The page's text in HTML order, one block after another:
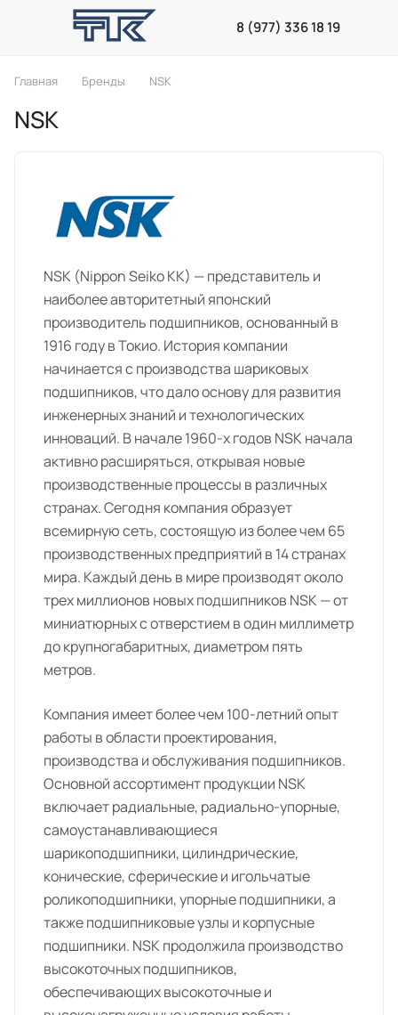
8 (977) 336 18 19
Главная Бренды NSK
NSK
NSK (Nippon Seiko KK) — представитель и
наиболее авторитетный японский
производитель подшипников, основанный в
1916 году в Токио. История компании
начинается с производства шариковых
подшипников, что дало основу для развития
инженерных знаний и технологических
инноваций. В начале 1960-х годов NSK начала
активно расширяться, открывая новые
производственные процессы в различных
странах. Сегодня компания образует
всемирную сеть, состоящую из более чем 65
производственных предприятий в 14 странах
мира. Каждый день в мире производят около
трех миллионов новых подшипников NSK — от
миниатюрных с отверстием в один миллиметр
до крупногабаритных, диаметром пять
метров.
Компания имеет более чем 100-летний опыт
работы в области проектирования,
производства и обслуживания подшипников.
Основной ассортимент продукции NSK
включает радиальные, радиально-упорные,
самоустанавливающиеся
шарикоподшипники, цилиндрические,
конические, сферические и игольчатые
роликоподшипники, упорные подшипники, а
также подшипниковые узлы и корпусные
подшипники. NSK продолжила производство
высокоточных подшипников,
обеспечивающих высокоточные и